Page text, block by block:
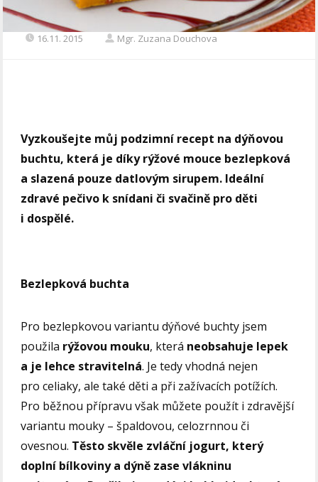
16.11. 2015 Mgr. Zuzana Douchova
Vyzkoušejte můj podzimní recept na dýňovou
buchtu, která je díky rýžové mouce bezlepková
a slazená pouze datlovým sirupem. Ideální
zdravé pečivo k snídani či svačině pro děti
i dospělé.
Bezlepková buchta
Pro bezlepkovou variantu dýňové buchty jsem
použila rýžovou mouku, která neobsahuje lepek
a je lehce stravitelná. Je tedy vhodná nejen
pro celiaky, ale také děti a při zažívacích potížích.
Pro běžnou přípravu však můžete použít i zdravější
variantu mouky – špaldovou, celozrnnou či
ovesnou. Těsto skvěle zvláční jogurt, který
doplní bílkoviny a dýně zase vlákninu